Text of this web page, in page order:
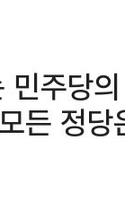
민주당
든 정